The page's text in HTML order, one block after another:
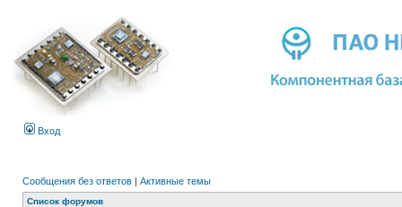
Вход
Сообщения без ответов | Активные темы
Список форумов